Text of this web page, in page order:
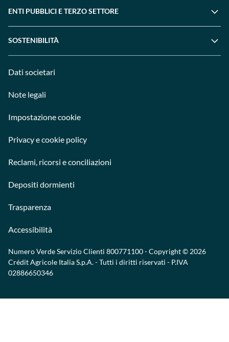
ENTI PUBBLICI E TERZO SETTORE
SOSTENIBILITÀ
Dati societari
Note legali
Impostazione cookie
Privacy e cookie policy
Reclami, ricorsi e conciliazioni
Depositi dormienti
Trasparenza
Accessibilità
Numero Verde Servizio Clienti 800771100- Copyright © 2026
Crédit Agricole Italia S.p.A. - Tutti i diritti riservati - P.IVA
02886650346